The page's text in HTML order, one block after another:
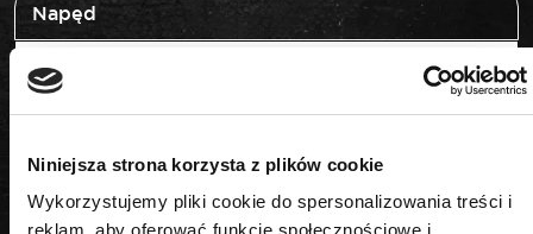
Niniejsza strona korzysta z plików cookie
Wykorzystujemy pliki cookie do spersonalizowania treści i
reklam, aby oferować funkcje społecznościowe i
Napęd
ręczny
Zastosowanie
zszywki